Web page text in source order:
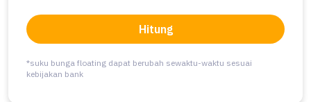
Hitung
*suku bunga floating dapat berubah sewaktu-waktu sesuai
kebijakan bank